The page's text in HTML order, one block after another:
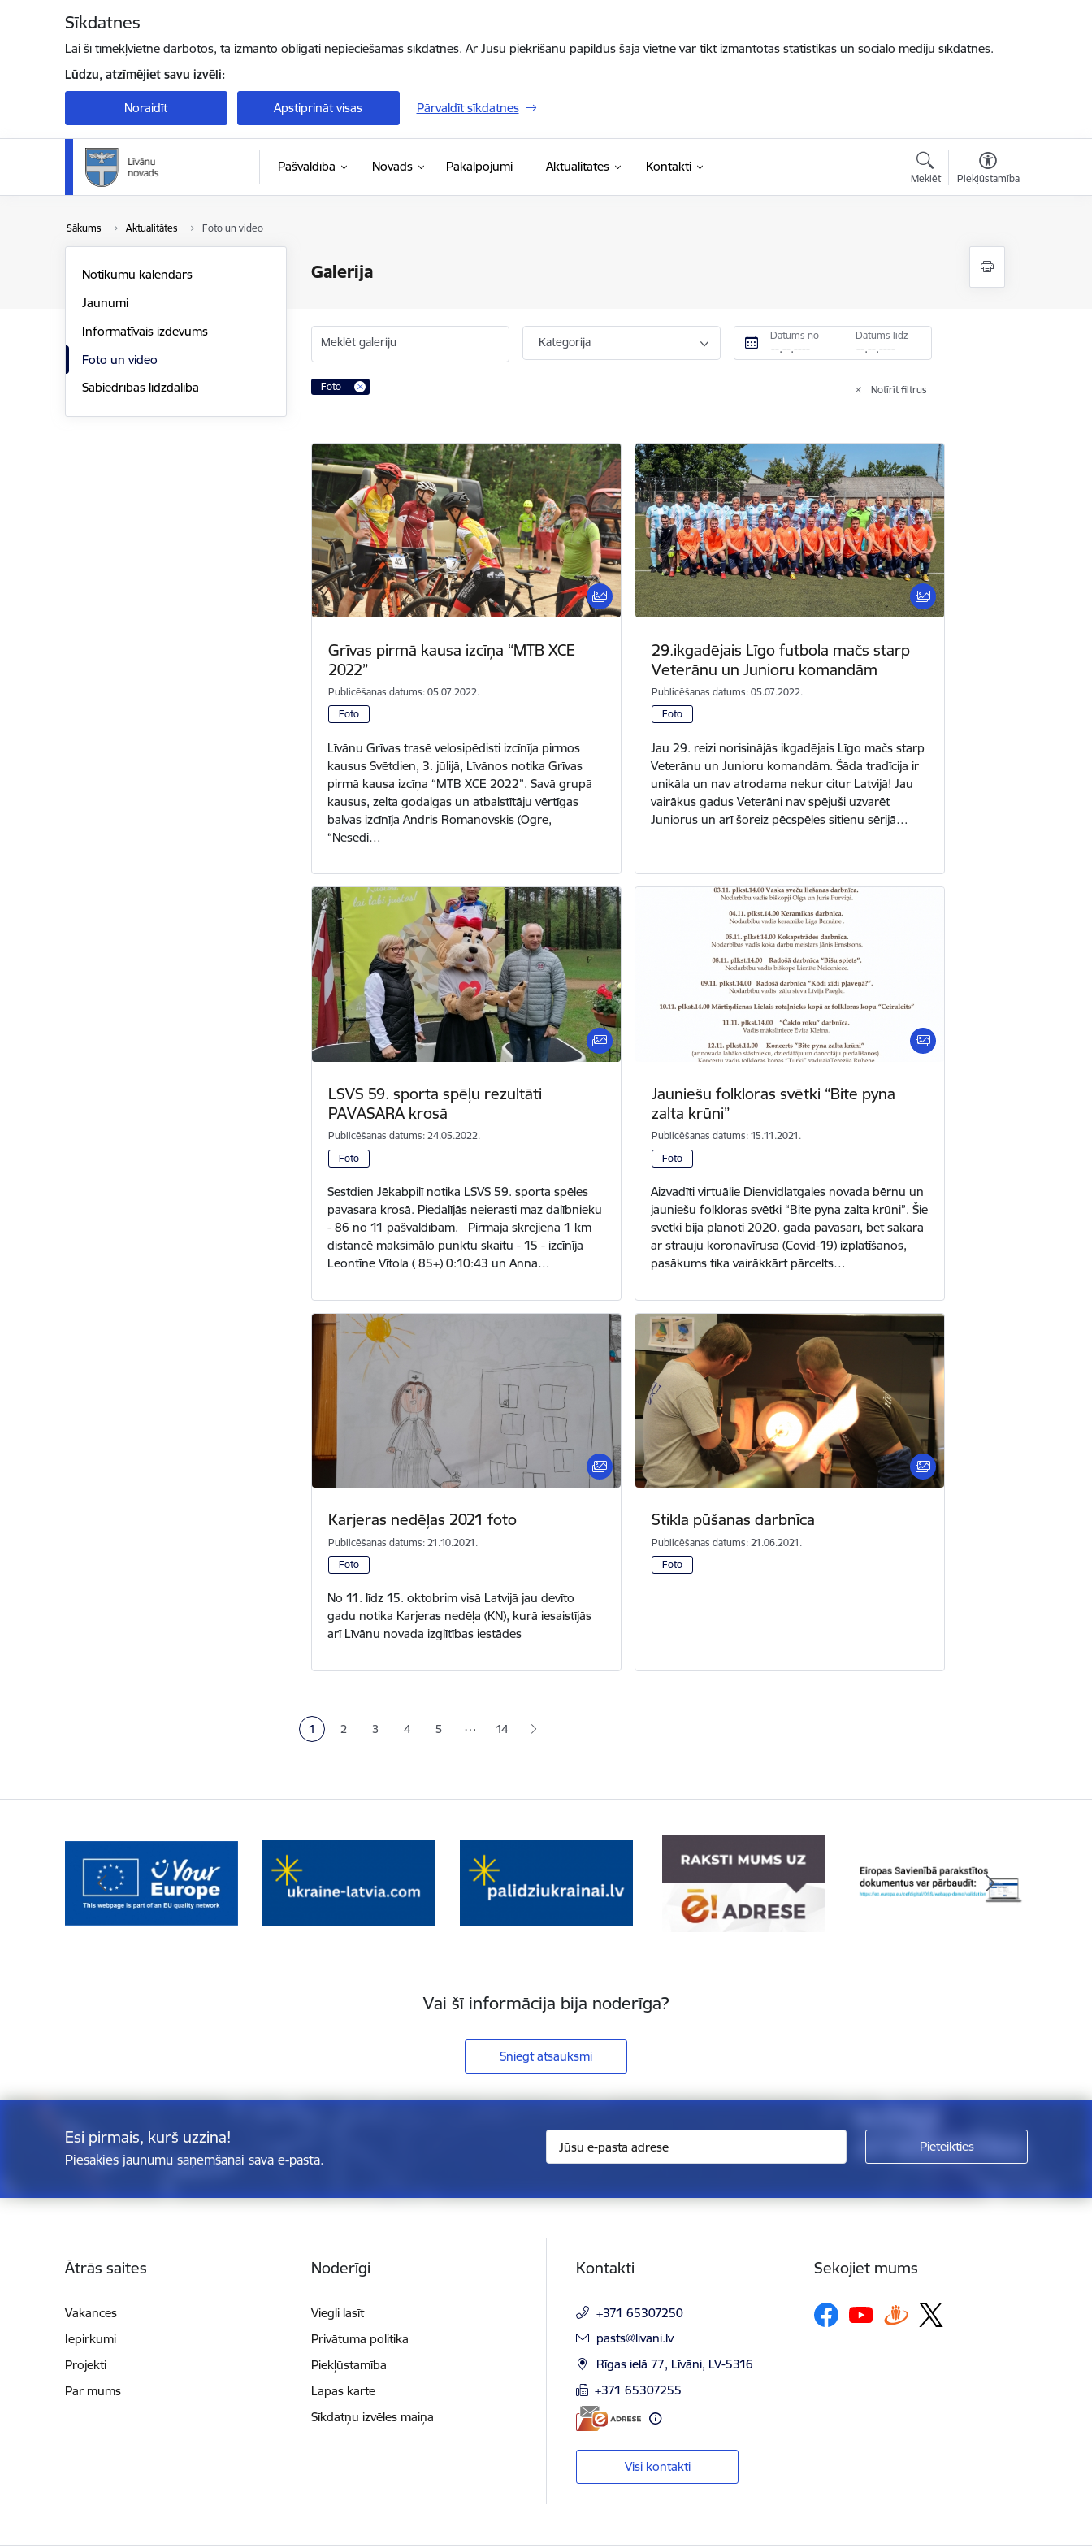
Sīkdatnes
Lai šī tīmekļvietne darbotos, tā izmanto obligāti nepieciešamās sīkdatnes. Ar Jūsu piekrišanu papildus šajā vietnē var tikt izmantotas statistikas un sociālo mediju sīkdatnes.
Lūdzu, atzīmējiet savu izvēli:
Noraidīt Apstiprināt visas Pārvaldīt sīkdatnes
Pašvaldība Novads Pakalpojumi Aktualitātes Kontakti
Meklēt Piekļūstamība
Sākums Aktualitātes Foto un video
Galerija
Notikumu kalendārs
Jaunumi
Informatīvais izdevums
Foto un video
Sabiedrības līdzdalība
Meklēt galeriju Kategorija Datums no Datums līdz
Foto Notīrīt filtrus
Grīvas pirmā kausa izcīņa “MTB XCE
2022”
Publicēšanas datums: 05.07.2022.
Foto
Līvānu Grīvas trasē velosipēdisti izcīnīja pirmos
kausus Svētdien, 3. jūlijā, Līvānos notika Grīvas
pirmā kausa izcīņa “MTB XCE 2022”. Savā grupā
kausus, zelta godalgas un atbalstītāju vērtīgas
balvas izcīnīja Andris Romanovskis (Ogre,
“Nesēdi…
29.ikgadējais Līgo futbola mačs starp
Veterānu un Junioru komandām
Publicēšanas datums: 05.07.2022.
Foto
Jau 29. reizi norisinājās ikgadējais Līgo mačs starp
Veterānu un Junioru komandām. Šāda tradīcija ir
unikāla un nav atrodama nekur citur Latvijā! Jau
vairākus gadus Veterāni nav spējuši uzvarēt
Juniorus un arī šoreiz pēcspēles sitienu sērijā…
LSVS 59. sporta spēļu rezultāti
PAVASARA krosā
Publicēšanas datums: 24.05.2022.
Foto
Sestdien Jēkabpilī notika LSVS 59. sporta spēles
pavasara krosā. Piedalījās neierasti maz dalībnieku
- 86 no 11 pašvaldībām. Pirmajā skrējienā 1 km
distancē maksimālo punktu skaitu - 15 - izcīnīja
Leontīne Vītola ( 85+) 0:10:43 un Anna…
Jauniešu folkloras svētki “Bite pyna
zalta krūni”
Publicēšanas datums: 15.11.2021.
Foto
Aizvadīti virtuālie Dienvidlatgales novada bērnu un
jauniešu folkloras svētki “Bite pyna zalta krūni”. Šie
svētki bija plānoti 2020. gada pavasarī, bet sakarā
ar strauju koronavīrusa (Covid-19) izplatīšanos,
pasākums tika vairākkārt pārcelts…
Karjeras nedēļas 2021 foto
Publicēšanas datums: 21.10.2021.
Foto
No 11. līdz 15. oktobrim visā Latvijā jau devīto
gadu notika Karjeras nedēļa (KN), kurā iesaistījās
arī Līvānu novada izglītības iestādes
Stikla pūšanas darbnīca
Publicēšanas datums: 21.06.2021.
Foto
Pašreizējā lapa
1 Lapa
2 Lapa
3 Lapa
4 Lapa
5 … 14
Vai šī informācija bija noderīga?
Sniegt atsauksmi
Esi pirmais, kurš uzzina!
Piesakies jaunumu saņemšanai savā e-pastā.
Ātrās saites
Vakances
Iepirkumi
Projekti
Par mums
Noderīgi
Viegli lasīt
Privātuma politika
Piekļūstamība
Lapas karte
Sīkdatņu izvēles maiņa
Kontakti
+371 65307250
E-pasts:
pasts@livani.lv
Rīgas ielā 77, Līvāni, LV-5316
+371 65307255
Visi kontakti
Sekojiet mums